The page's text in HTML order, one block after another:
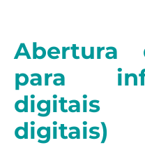
Abertura
para
digitais
digitais)